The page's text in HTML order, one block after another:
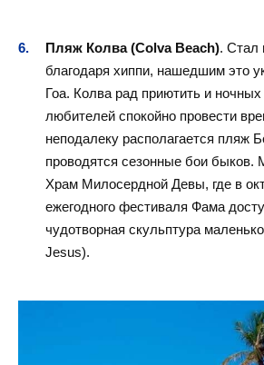
Пляж Колва (Colva Beach). Стал
благодаря хиппи, нашедшим это
Гоа. Колва рад приютить и
любителей спокойно провести
неподалеку располагается пляж
проводятся сезонные бои быков.
Храм Милосердной Девы, где в
ежегодного фестиваля Фама
чудотворная скульптура
Jesus).